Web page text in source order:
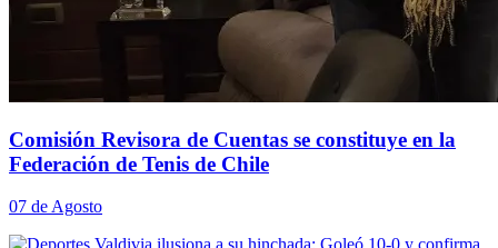
Comisión Revisora de Cuentas se constituye en la
Federación de Tenis de Chile
07 de Agosto